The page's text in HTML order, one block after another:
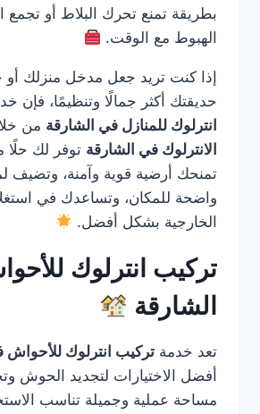
بطريقة تمنع تحرك البلاط أو تجمع
الهبوط مع الوقت.
إذا كنت تريد جعل مدخل منزلك
حديقتك أكثر جمالًا وتنظيمًا، فإن
انترلوك للمنازل في الشارقة من
الانترلوك في الشارقة توفر لك حلًا
تمنحك أرضية قوية وآمنة، وتضيف
واضحة للمكان، وتساعدك في
الخارجية بشكل أفضل.
تركيب انترلوك
الشارقة
تعد خدمة تركيب انترلوك للأحواش
أفضل الاختيارات لتجديد الحوش
مساحة عملية وجميلة تناسب